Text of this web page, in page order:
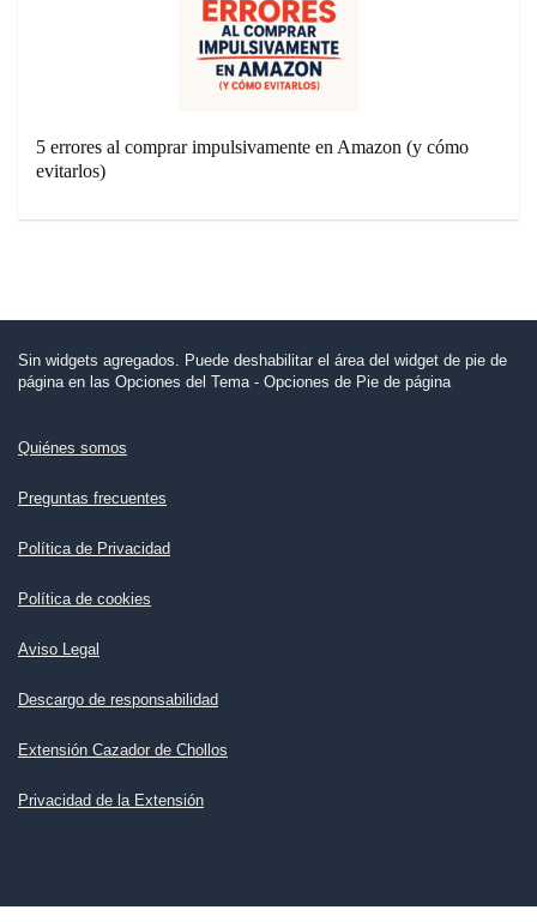
5 errores al comprar impulsivamente en Amazon (y cómo
evitarlos)
Sin widgets agregados. Puede deshabilitar el área del widget de pie de
página en las Opciones del Tema - Opciones de Pie de página
Quiénes somos
Preguntas frecuentes
Política de Privacidad
Política de cookies
Aviso Legal
Descargo de responsabilidad
Extensión Cazador de Chollos
Privacidad de la Extensión